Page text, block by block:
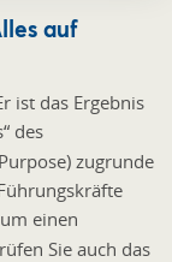
auf
ist das Ergebnis
des
zugrunde
einen
Sie auch das